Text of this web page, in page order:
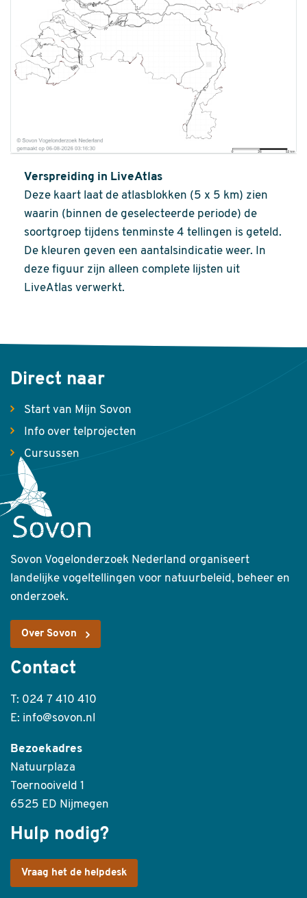
Verspreiding in LiveAtlas
Deze kaart laat de atlasblokken (5 x 5 km) zien
waarin (binnen de geselecteerde periode) de
soortgroep tijdens tenminste 4 tellingen is geteld.
De kleuren geven een aantalsindicatie weer. In
deze figuur zijn alleen complete lijsten uit
LiveAtlas verwerkt.
Direct naar
Start van Mijn Sovon
Info over telprojecten
Cursussen
Sovon Vogelonderzoek Nederland organiseert
landelijke vogeltellingen voor natuurbeleid, beheer en
onderzoek.
Over Sovon
Contact
T: 024 7 410 410
E: info@sovon.nl
Bezoekadres
Natuurplaza
Toernooiveld 1
6525 ED Nijmegen
Hulp nodig?
Vraag het de helpdesk